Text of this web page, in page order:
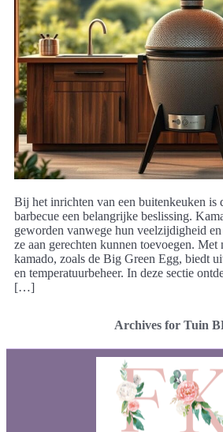
Bij het inrichten van een buitenkeuken is
barbecue een belangrijke beslissing.
geworden vanwege hun veelzijdigheid
ze aan gerechten kunnen toevoegen. Met
kamado, zoals de Big Green Egg, biedt
en temperatuurbeheer. In deze sectie
[…]
Archives for Tuin